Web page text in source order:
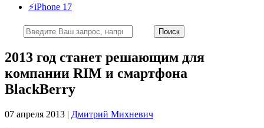
⚡️iPhone 17
2013 год станет решающим для
компании RIM и смартфона
BlackBerry
07 апреля 2013 | Дмитрий Михневич